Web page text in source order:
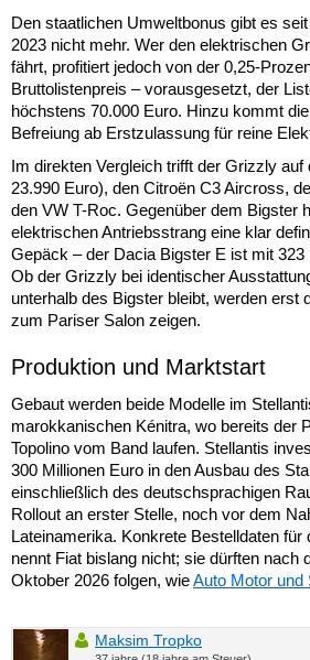
Den staatlichen Umweltbonus gibt es
2023 nicht mehr. Wer den elektrischen
fährt, profitiert jedoch von der 0,25-
Bruttolistenpreis – vorausgesetzt, der
höchstens 70.000 Euro. Hinzu kommt
Befreiung ab Erstzulassung für reine
Im direkten Vergleich trifft der Grizzly
23.990 Euro), den Citroën C3 Aircross,
den VW T-Roc. Gegenüber dem Bigster
elektrischen Antriebsstrang eine klar
Gepäck – der Dacia Bigster E ist mit 323
Ob der Grizzly bei identischer
unterhalb des Bigster bleibt, werden erst
zum Pariser Salon zeigen.
Produktion und Marktstart
Gebaut werden beide Modelle im
marokkanischen Kénitra, wo bereits der
Topolino vom Band laufen. Stellantis
300 Millionen Euro in den Ausbau des
einschließlich des deutschsprachigen
Rollout an erster Stelle, noch vor dem
Lateinamerika. Konkrete Bestelldaten
nennt Fiat bislang nicht; sie dürften nach
Oktober 2026 folgen, wieAuto Motor und
Maksim Tropko